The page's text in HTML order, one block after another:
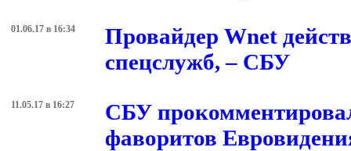
01.06.17 в 16:34
Провайдер Wnet
спецслужб, – СБУ
11.05.17 в 16:27
СБУ
фаворитов